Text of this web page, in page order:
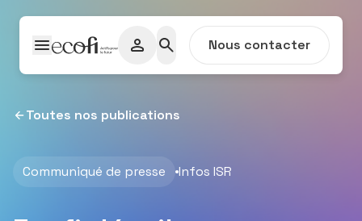
Nous contacter
Toutes nos publications
Communiqué de presse Infos ISR